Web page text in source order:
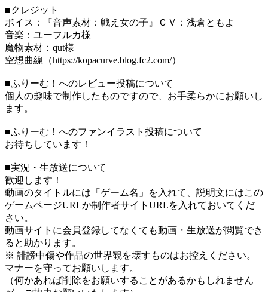
■クレジット
ボイス：『音声素材：戦え女の子』ＣＶ：浅倉ともよ
音楽：ユーフルカ様
魔物素材：qut様
空想曲線（https://kopacurve.blog.fc2.com/）
■ふりーむ！へのレビュー投稿について
個人の趣味で制作したものですので、お手柔らかにお願いし
ます。
■ふりーむ！へのファンイラスト投稿について
お待ちしています！
■実況・生放送について
歓迎します！
動画のタイトルには「ゲーム名」を入れて、説明文にはこの
ゲームページURLか制作者サイトURLを入れておいてくだ
さい。
動画サイトに会員登録してなくても動画・生放送が閲覧でき
ると助かります。
※ 誹謗中傷や作品の世界観を壊すものはお控えください。
マナーを守ってお願いします。
（何かあれば削除をお願いすることがあるかもしれません